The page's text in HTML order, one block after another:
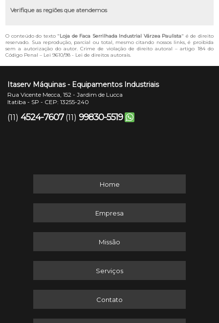
Verifique as regiões que atendemos
O conteúdo do texto "Loja de Faca Serrilhada Industrial Várzea Paulista" é de direito
reservado. Sua reprodução, parcial ou total, mesmo citando nossos links, é proibida
sem a autorização do autor. Crime de violação de direito autoral – artigo 184 do
Código Penal – Lei 9610/98 - Lei de direitos autorais.
Itaserv Máquinas - Equipamentos Industriais
Rua Vicente Mecca, 152 - Jardim de Lucca
Itatiba - SP - CEP: 13255-240
(11) 4524-7607 (11) 99830-5519
Home
Empresa
Missão
Serviços
Contato